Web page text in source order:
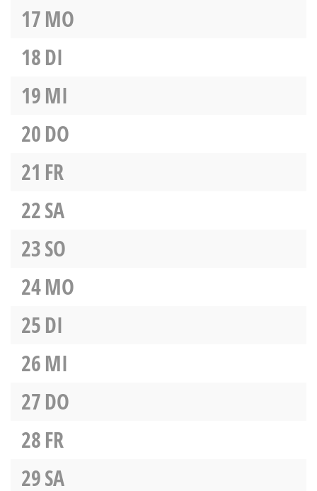
17MO
18DI
19MI
20DO
21 FR
22SA
23SO
24MO
25DI
26MI
27DO
28FR
29SA